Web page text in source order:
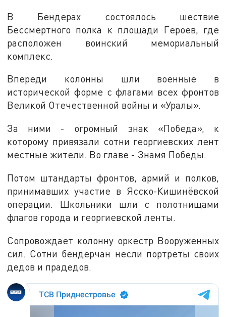
В Бендерах состоялось шествие
Бессмертного полка к площади Героев, где
расположен воинский мемориальный
комплекс.
Впереди колонны шли военные в
исторической форме с флагами всех фронтов
Великой Отечественной войны и «Уралы».
За ними - огромный знак «Победа», к
которому привязали сотни георгиевских лент
местные жители. Во главе - Знамя Победы.
Потом штандарты фронтов, армий и полков,
принимавших участие в Ясско-Кишинёвской
операции. Школьники шли с полотнищами
флагов города и георгиевской ленты.
Сопровождает колонну оркестр Вооруженных
сил. Сотни бендерчан несли портреты своих
дедов и прадедов.